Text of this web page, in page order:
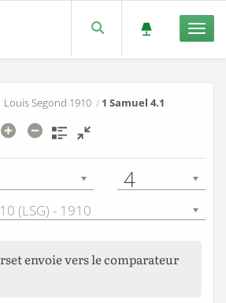
Louis Segond 1910 / 1 Samuel 4.1
4
(LSG) - 1910
envoie vers le comparateur